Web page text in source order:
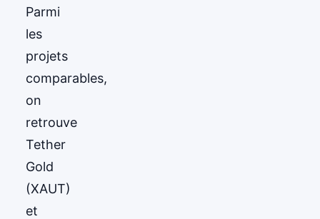
Parmi
les
projets
comparables,
on
retrouve
Tether
Gold
(XAUT)
et